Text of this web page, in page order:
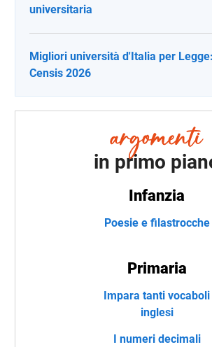
universitaria
Migliori università d'Italia per
Censis 2026
in primo
Infanzia
Poesie e filastrocche
Primaria
Impara tanti vocaboli
inglesi
I numeri decimali